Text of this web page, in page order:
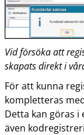
Vid försöka att
skapats direkt i
För att kunna
kompletteras
Detta kan göras i
även